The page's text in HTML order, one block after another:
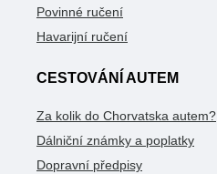
Povinné ručení
Havarijní ručení
CESTOVÁNÍ AUTEM
Za kolik do Chorvatska autem?
Dálniční známky a poplatky
Dopravní předpisy